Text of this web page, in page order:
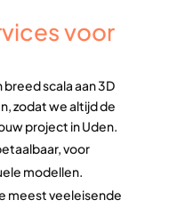
voor
scala aan 3D
zodat we altijd de
project in Uden.
voor
modellen.
meest veeleisende